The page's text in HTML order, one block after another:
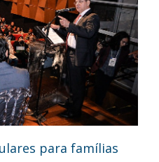
para famílias